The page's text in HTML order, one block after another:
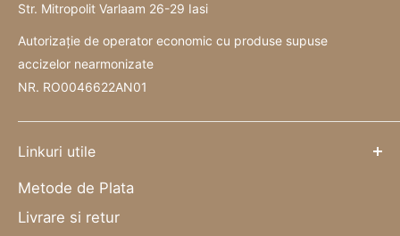
Str. Mitropolit Varlaam 26-29 Iasi
Autorizație de operator economic cu produse supuse
accizelor nearmonizate
NR. RO0046622AN01
Linkuri utile
Metode de Plata
Livrare si retur